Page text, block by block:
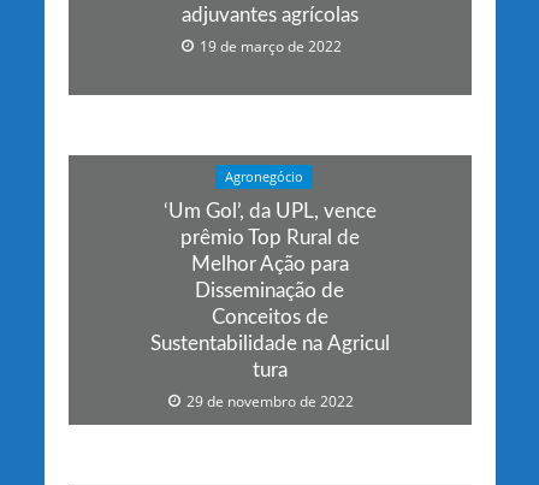
adjuvantes agrícolas
19 de março de 2022
Agronegócio
‘Um Gol’, da UPL, vence
prêmio Top Rural de
Melhor Ação para
Disseminação de
Conceitos de
Sustentabilidade na Agricul
tura
29 de novembro de 2022